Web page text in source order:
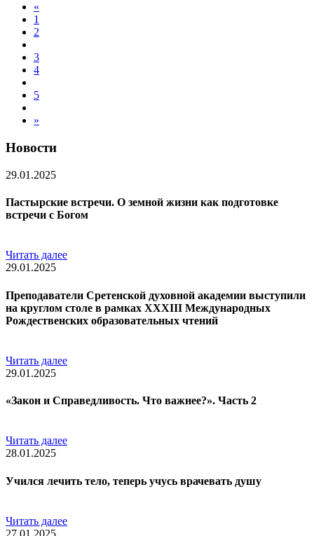
«
1
2
3
4
5
»
Новости
29.01.2025
Пастырские встречи. О земной жизни как подготовке
встречи с Богом
Читать далее
29.01.2025
Преподаватели Сретенской духовной академии выступили
на круглом столе в рамках ХХХIII Международных
Рождественских образовательных чтений
Читать далее
29.01.2025
«Закон и Справедливость. Что важнее?». Часть 2
Читать далее
28.01.2025
Учился лечить тело, теперь учусь врачевать душу
Читать далее
27.01.2025